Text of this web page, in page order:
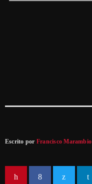
Escrito por Francisco Marambio